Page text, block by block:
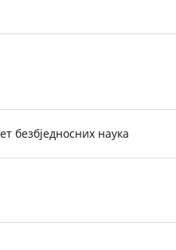
безбједносних наука